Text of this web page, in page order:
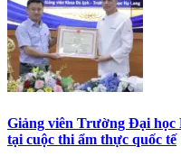
Giảng viên Trường Đại
tại cuộc thi ẩm thực quốc tế